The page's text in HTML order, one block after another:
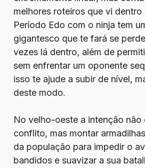
melhores roteiros que vi
Período Edo com o ninja tem
gigantesco que te fará se
vezes lá dentro, além de
sem enfrentar um oponente
isso te ajude a subir de nível,
deste modo.
No velho-oeste a intenção não
conflito, mas montar
da população para impedir o
bandidos e suavizar a sua